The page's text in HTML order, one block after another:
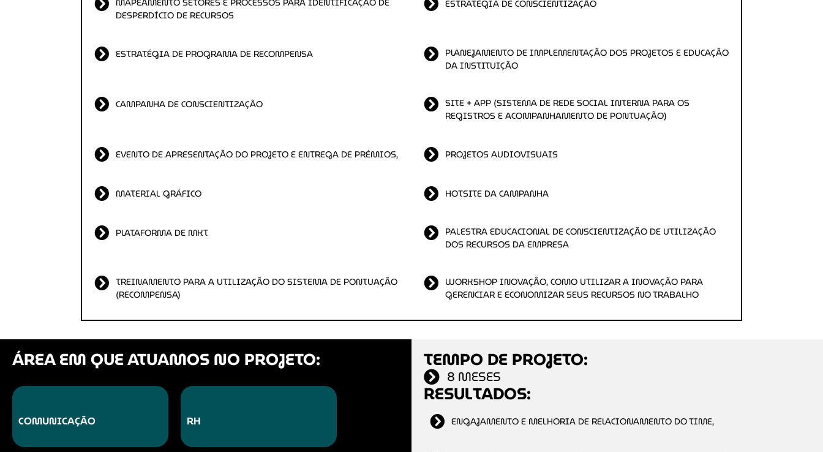
DESPERDÍCIO DE RECURSOS
ESTRATÉGIA DE CONSCIENTIZAÇÃO
ESTRATÉGIA DE PROGRAMA DE RECOMPENSA
PLANEJAMENTO DE IMPLEMENTAÇÃO DOS PROJETOS E EDUCAÇÃO
DA INSTITUIÇÃO
CAMPANHA DE CONSCIENTIZAÇÃO
SITE + APP (SISTEMA DE REDE SOCIAL INTERNA PARA OS
REGISTROS E ACOMPANHAMENTO DE PONTUAÇÃO)
EVENTO DE APRESENTAÇÃO DO PROJETO E ENTREGA DE PRÉMIOS, PROJETOS AUDIOVISUAIS
MATERIAL GRÁFICO HOTSITE DA CAMPANHA
PLATAFORMA DE MKT
PALESTRA EDUCACIONAL DE CONSCIENTIZAÇÃO DE UTILIZAÇÃO
DOS RECURSOS DA EMPRESA
TREINAMENTO PARA A UTILIZAÇÃO DO SISTEMA DE PONTUAÇÃO
(RECOMPENSA)
WORKSHOP INOVAÇÃO, COMO UTILIZAR A INOVAÇÃO PARA
GERENCIAR E ECONOMIZAR SEUS RECURSOS NO TRABALHO
ÁREA EM QUE ATUAMOS NO PROJETO:
COMUNICAÇÃO RH
TEMPO DE PROJETO:
8 MESES
RESULTADOS:
ENGAJAMENTO E MELHORIA DE RELACIONAMENTO DO TIME,